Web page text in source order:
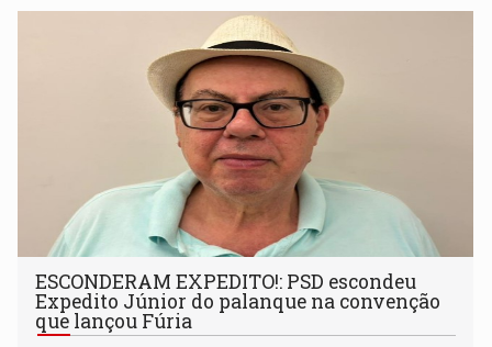
ESCONDERAM EXPEDITO!: PSD escondeu
Expedito Júnior do palanque na convenção
que lançou Fúria